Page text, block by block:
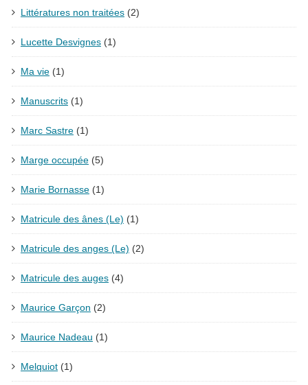
Littératures non traitées (2)
Lucette Desvignes (1)
Ma vie (1)
Manuscrits (1)
Marc Sastre (1)
Marge occupée (5)
Marie Bornasse (1)
Matricule des ânes (Le) (1)
Matricule des anges (Le) (2)
Matricule des auges (4)
Maurice Garçon (2)
Maurice Nadeau (1)
Melquiot (1)